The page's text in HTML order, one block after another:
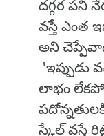
దగ్గర పని
వస్తే ఎంత
అని
"ఇప్పుడు
లాభం
స్కేల్ వస్తే